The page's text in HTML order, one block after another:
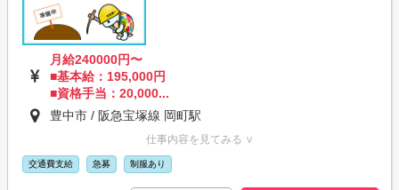
月給240000円〜
■基本給：195,000円
■資格手当：20,000...
豊中市 / 阪急宝塚線 岡町駅
仕事内容を見てみる ∨
交通費支給 急募 制服あり